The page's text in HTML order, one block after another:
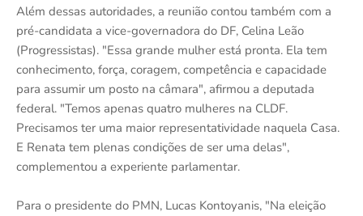
Além dessas autoridades, a reunião contou também com a
pré-candidata a vice-governadora do DF, Celina Leão
(Progressistas). "Essa grande mulher está pronta. Ela tem
conhecimento, força, coragem, competência e capacidade
para assumir um posto na câmara", afirmou a deputada
federal. "Temos apenas quatro mulheres na CLDF.
Precisamos ter uma maior representatividade naquela Casa.
E Renata tem plenas condições de ser uma delas",
complementou a experiente parlamentar.
Para o presidente do PMN, Lucas Kontoyanis, "Na eleição